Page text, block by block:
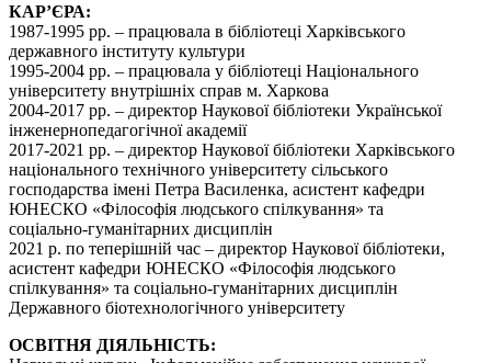
КАР’ЄРА:
1987-1995 рр. – працювала в бібліотеці Харківського
державного інституту культури
1995-2004 рр. – працювала у бібліотеці Національного
університету внутрішніх справ м. Харкова
2004-2017 рр. – директор Наукової бібліотеки Української
інженернопедагогічної академії
2017-2021 рр. – директор Наукової бібліотеки Харківського
національного технічного університету сільського
господарства імені Петра Василенка, асистент кафедри
ЮНЕСКО «Філософія людського спілкування» та
соціально-гуманітарних дисциплін
2021 р. по теперішній час – директор Наукової бібліотеки,
асистент кафедри ЮНЕСКО «Філософія людського
спілкування» та соціально-гуманітарних дисциплін
Державного біотехнологічного університету
ОСВІТНЯ ДІЯЛЬНІСТЬ: